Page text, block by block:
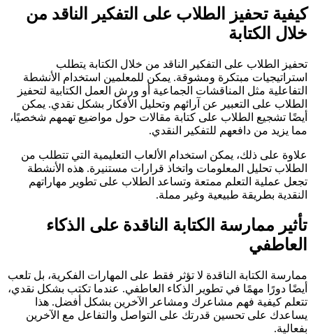
كيفية تحفيز الطلاب على التفكير الناقد من
خلال الكتابة
تحفيز الطلاب على التفكير الناقد من خلال الكتابة يتطلب
استراتيجيات مبتكرة ومشوقة. يمكن للمعلمين استخدام الأنشطة
التفاعلية مثل المناقشات الجماعية أو ورش العمل الكتابية لتحفيز
الطلاب على التعبير عن آرائهم وتحليل الأفكار بشكل نقدي. يمكن
أيضًا تشجيع الطلاب على كتابة مقالات حول مواضيع تهمهم شخصيًا،
مما يزيد من دافعهم للتفكير النقدي.
علاوة على ذلك، يمكن استخدام الألعاب التعليمية التي تتطلب من
الطلاب تحليل المعلومات واتخاذ قرارات مستنيرة. هذه الأنشطة
تجعل عملية التعلم ممتعة وتساعد الطلاب على تطوير مهاراتهم
النقدية بطريقة طبيعية وغير مملة.
تأثير ممارسة الكتابة الناقدة على الذكاء
العاطفي
ممارسة الكتابة الناقدة لا تؤثر فقط على المهارات الفكرية، بل تلعب
أيضًا دورًا مهمًا في تطوير الذكاء العاطفي. عندما تكتب بشكل نقدي،
تتعلم كيفية فهم مشاعرك ومشاعر الآخرين بشكل أفضل. هذا
يساعدك على تحسين قدرتك على التواصل والتفاعل مع الآخرين
بفعالية.